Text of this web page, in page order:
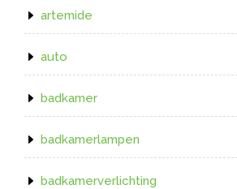
artemide
auto
badkamer
badkamerlampen
badkamerverlichting